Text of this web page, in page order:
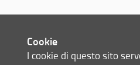
Cookie
I cookie di questo sito